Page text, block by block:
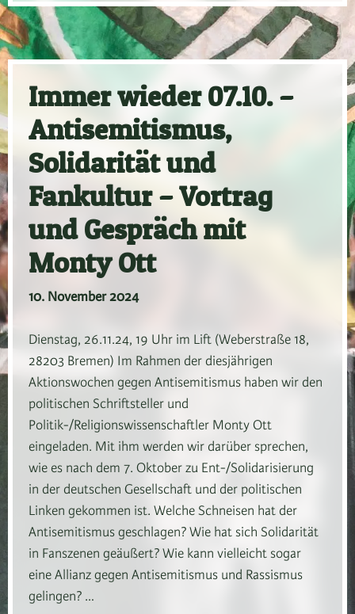
Immer wieder 07.10. –
Antisemitismus,
Solidarität und
Fankultur – Vortrag
und Gespräch mit
Monty Ott
10. November 2024
Dienstag, 26.11.24, 19 Uhr im Lift (Weberstraße 18,
28203 Bremen) Im Rahmen der diesjährigen
Aktionswochen gegen Antisemitismus haben wir den
politischen Schriftsteller und
Politik-/Religionswissenschaftler Monty Ott
eingeladen. Mit ihm werden wir darüber sprechen,
wie es nach dem 7. Oktober zu Ent-/Solidarisierung
in der deutschen Gesellschaft und der politischen
Linken gekommen ist. Welche Schneisen hat der
Antisemitismus geschlagen? Wie hat sich Solidarität
in Fanszenen geäußert? Wie kann vielleicht sogar
eine Allianz gegen Antisemitismus und Rassismus
gelingen? …